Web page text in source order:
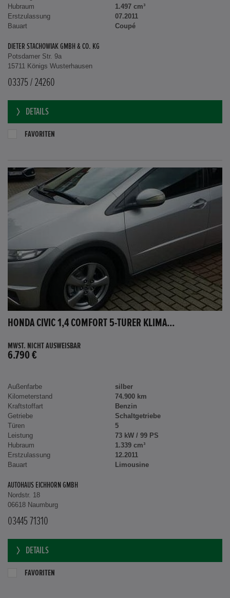
Hubraum
1.497 cm³
Erstzulassung
07.2011
Bauart
Coupé
DIETER STACHOWIAK GMBH & CO. KG
Potsdamer Str. 9a
15711 Königs Wusterhausen
03375 / 24260
DETAILS
FAVORITEN
HONDA CIVIC 1,4 COMFORT 5-TÜRER KLIMA...
MWST. NICHT AUSWEISBAR
6.790 €
Außenfarbe
silber
Kilometerstand
74.900 km
Kraftstoffart
Benzin
Getriebe
Schaltgetriebe
Türen
5
Leistung
73 kW / 99 PS
Hubraum
1.339 cm³
Erstzulassung
12.2011
Bauart
Limousine
AUTOHAUS EICHHORN GMBH
Nordstr. 18
06618 Naumburg
03445 71310
DETAILS
FAVORITEN